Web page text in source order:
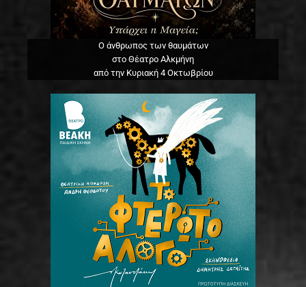
Ο άνθρωπος των θαυμάτων
στο Θέατρο Αλκμήνη
από την Κυριακή 4 Οκτωβρίου